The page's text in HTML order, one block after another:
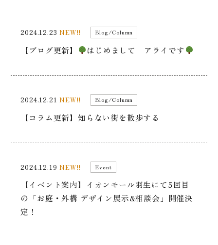
2024.12.23NEW!! Blog/Column
【ブログ更新】 はじめまして アライです
2024.12.21NEW!! Blog/Column
【コラム更新】知らない街を散歩する
2024.12.19NEW!! Event
【イベント案内】イオンモール羽生にて5回目
の「お庭・外構 デザイン展示&相談会」開催決
定！